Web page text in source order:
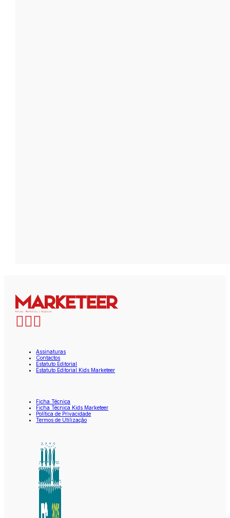
Assinaturas
Contactos
Estatuto Editorial
Estatuto Editorial Kids Marketeer
Ficha Técnica
Ficha Técnica Kids Marketeer
Política de Privacidade
Termos de Utilização